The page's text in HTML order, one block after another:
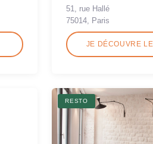
51, rue Hallé
75014, Paris
JE DÉCOUVRE
RESTO